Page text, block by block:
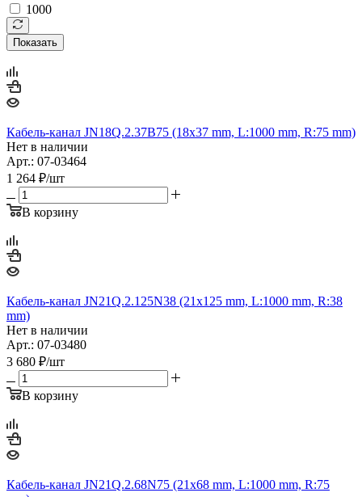
1000
Показать
Кабель-канал JN18Q.2.37B75 (18х37 mm, L:1000 mm, R:75 mm)
Нет в наличии
Арт.: 07-03464
1 264 ₽/шт
В корзину
Кабель-канал JN21Q.2.125N38 (21х125 mm, L:1000 mm, R:38
mm)
Нет в наличии
Арт.: 07-03480
3 680 ₽/шт
В корзину
Кабель-канал JN21Q.2.68N75 (21х68 mm, L:1000 mm, R:75